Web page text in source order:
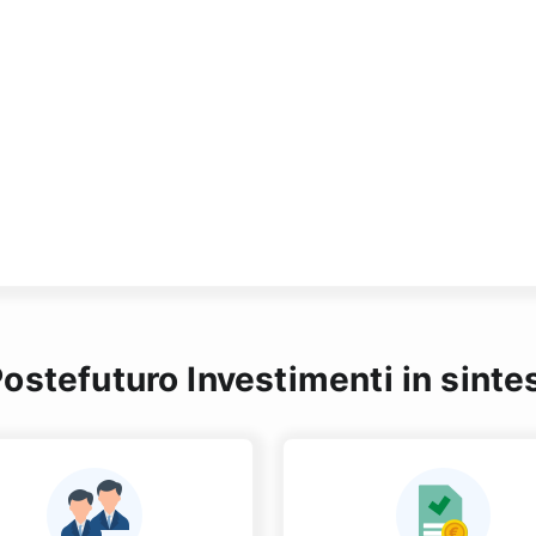
Investimenti in